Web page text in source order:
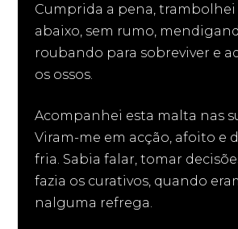
Cumprida a pena, trambolhei
abaixo, sem rumo,
roubando para sobreviver e
os ossos.
Acompanhei esta malta nas
Viram-me em acção, afoito e
fria. Sabia falar, tomar
fazia os curativos, quando
nalguma refrega.